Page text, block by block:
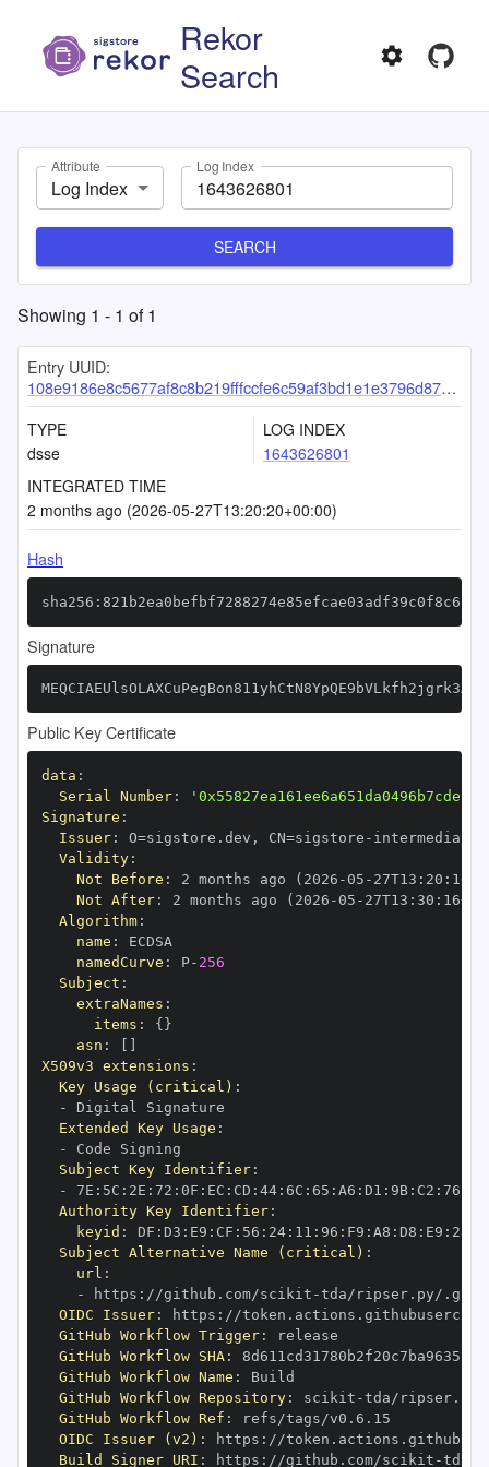
Rekor
Search
Attribute
Log Index
Log Index
SEARCH
Showing 1 - 1 of1
Entry UUID:
108e9186e8c5677af8c8b219fffccfe6c59af3bd1e1e3796d870e9185708a426bc64b74843a0647d
TYPE
dsse
LOG INDEX
1643626801
INTEGRATED TIME
2 months ago (2026-05-27T13:20:20+00:00)
Hash
Signature
Public Key Certificate
data :
Serial Number:
Signature :
Issuer: O=sigstore.dev , CN=sigstore -
Validity:
Not Before : 2 months ago (2026 -05 - 27T13 : 20 :
Not After: 2 months ago (2026 -05 - 27T13 : 30 : 16+00
Algorithm:
name :
namedCurve : P- 256
Subject :
extraNames :
items : { }
asn :
X509v3 extensions :
Key Usage (critical) :
-
Extended Key Usage :
-
Subject Key Identifier:
-
7E : 5C : 2E : 72 : 0F : EC : CD : 44: 6C : 65 : A6 : D1 : 9B: C2 : 76
Authority Key Identifier:
keyid : DF : D3 : E9 : CF : 56 : 24: 11 : 96 : F9 : A8 : D8 : E9 : 28
Subject Alternative Name (critical) :
url :
-
https : //github.com/scikit -
OIDC Issuer: https :
GitHub Workflow Trigger:
GitHub Workflow SHA:
GitHub Workflow Name :
GitHub Workflow Repository: scikit -
GitHub Workflow Ref :
OIDC Issuer (v2) : https :
Build Signer URI : https : //github.com/scikit -